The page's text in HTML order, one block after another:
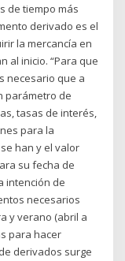
de tiempo más
derivado es el
la mercancía en
al inicio. “Para que
necesario que a
parámetro de
tasas de interés,
para la
han y el valor
su fecha de
intención de
necesarios
y verano (abril a
para hacer
derivados surge